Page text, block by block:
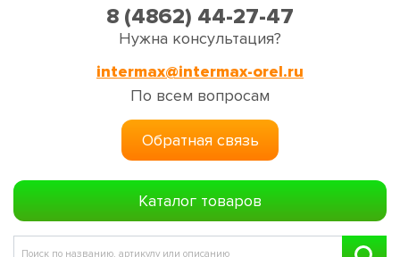
8 (4862) 44-27-47
Нужна консультация?
intermax@intermax-orel.ru
По всем вопросам
Обратная связь
Каталог товаров